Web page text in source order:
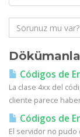
Códigos de
La clase 4xx del
cliente parece
Códigos de
El servidor no